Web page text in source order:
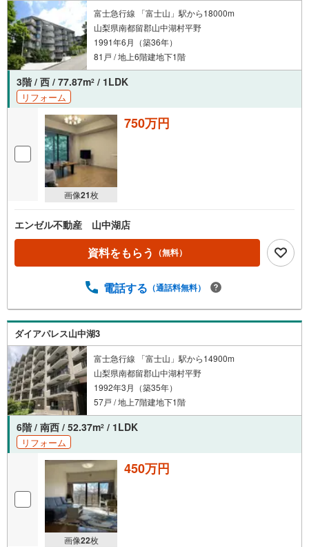
富士急行線 「富士山」駅から18000m
山梨県南都留郡山中湖村平野
1991年6月（築36年）
81戸 / 地上6階建地下1階
3階 / 西 / 77.87m2 / 1LDK
リフォーム
画像21枚
750万円
エンゼル不動産 山中湖店
資料をもらう （無料）
電話する （通話料無料）
ダイアパレス山中湖3
富士急行線 「富士山」駅から14900m
山梨県南都留郡山中湖村平野
1992年3月（築35年）
57戸 / 地上7階建地下1階
6階 / 南西 / 52.37m2 / 1LDK
リフォーム
画像22枚
450万円